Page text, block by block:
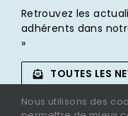
Retrouvez les
adhérents dans
»
TOUTES LES
JE M’INSCRIS
Nous utilisons des